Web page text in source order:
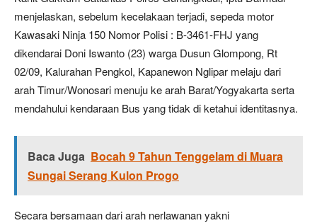
menjelaskan, sebelum kecelakaan terjadi, sepeda motor
Kawasaki Ninja 150 Nomor Polisi : B-3461-FHJ yang
dikendarai Doni Iswanto (23) warga Dusun Glompong, Rt
02/09, Kalurahan Pengkol, Kapanewon Nglipar melaju dari
arah Timur/Wonosari menuju ke arah Barat/Yogyakarta serta
mendahului kendaraan Bus yang tidak di ketahui identitasnya.
Baca Juga Bocah 9 Tahun Tenggelam di Muara
Sungai Serang Kulon Progo
Secara bersamaan dari arah nerlawanan yakni